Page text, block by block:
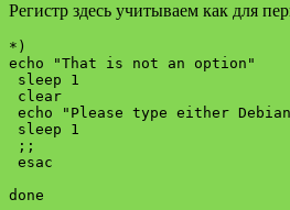
Регистр здесь учитываем как для
*)
echo "That is not an option"
sleep 1
clear
echo "Please type either Debian
sleep 1
;;
esac